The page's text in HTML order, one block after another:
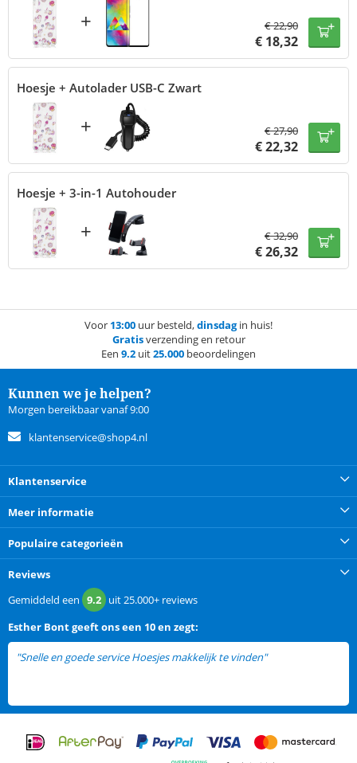
+ €22,90
€ 18,32
Hoesje + Autolader USB-C Zwart
+ €27,90
€22,32
Hoesje + 3-in-1 Autohouder
+ €32,90
€26,32
Voor 13:00 uur besteld,dinsdagin huis!
Gratisverzending en retour
Een 9.2 uit25.000 beoordelingen
Kunnen we je helpen?
Morgen bereikbaar vanaf 9:00
klantenservice@shop4.nl
Klantenservice
Meer informatie
Populaire categorieën
Reviews
Gemiddeld een 9.2 uit25.000+ reviews
Esther Bontgeeft ons een 10 en zegt:
"Snelle en goede service Hoesjes makkelijk te vinden"